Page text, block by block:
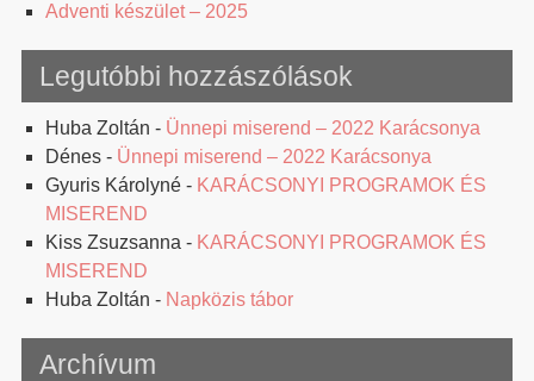
Adventi készület – 2025
Legutóbbi hozzászólások
Huba Zoltán - Ünnepi miserend – 2022 Karácsonya
Dénes- Ünnepi miserend – 2022 Karácsonya
Gyuris Károlyné- KARÁCSONYI PROGRAMOK ÉS
MISEREND
Kiss Zsuzsanna - KARÁCSONYI PROGRAMOK ÉS
MISEREND
Huba Zoltán - Napközis tábor
Archívum